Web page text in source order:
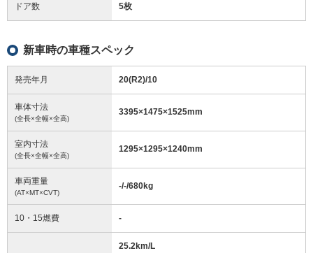
ドア数 5枚
新車時の車種スペック
発売年月 20(R2)/10
車体寸法
(全長×全幅×全高)
3395×1475×1525mm
室内寸法
(全長×全幅×全高)
1295×1295×1240mm
車両重量
(AT×MT×CVT)
-/-/680kg
10・15燃費 -
25.2km/L